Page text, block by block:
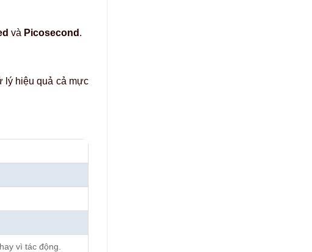
và Picosecond .
lý hiệu quả cả mực
vì tác động.